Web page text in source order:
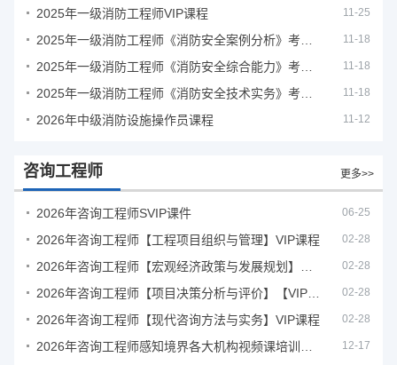
2025年一级消防工程师VIP课程 11-25
11-18
11-18
11-18
2026年中级消防设施操作员课程 11-12
咨询工程师 更多>>
2026年咨询工程师SVIP课件 06-25
2026年咨询工程师【工程项目组织与管理】VIP课程 02-28
02-28
02-28
2026年咨询工程师【现代咨询方法与实务】VIP课程 02-28
12-17